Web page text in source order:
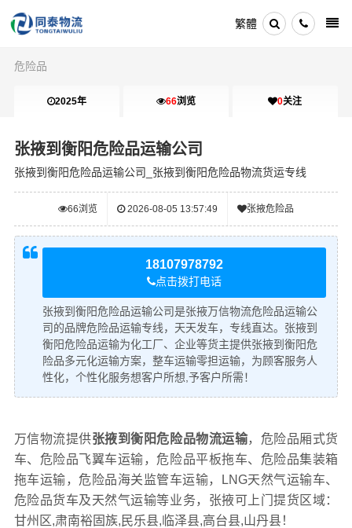
繁體
危险品
2025年 66浏览 0关注
张掖到衡阳危险品运输公司
张掖到衡阳危险品运输公司_张掖到衡阳危险品物流货运专线
66浏览 2026-08-05 13:57:49 张掖危险品
18107978792
点击拨打电话
张掖到衡阳危险品运输公司是张掖万信物流危险品运输公
司的品牌危险品运输专线，天天发车，专线直达。张掖到
衡阳危险品运输为化工厂、企业等货主提供张掖到衡阳危
险品多元化运输方案，整车运输零担运输，为顾客服务人
性化，个性化服务想客户所想,予客户所需！
万信物流提供张掖到衡阳危险品物流运输，危险品厢式货
车、危险品飞翼车运输，危险品平板拖车、危险品集装箱
拖车运输，危险品海关监管车运输，LNG天然气运输车、
危险品货车及天然气运输等业务，张掖可上门提货区域：
甘州区,肃南裕固族,民乐县,临泽县,高台县,山丹县！